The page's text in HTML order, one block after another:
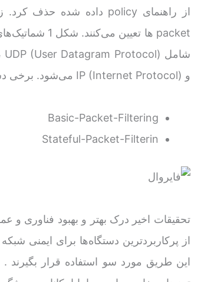
و IP (Internet Protocol) می‌شود. برخی دسته‌بندی‌ها شامل دو عملکرد زیر هستند:
Basic-Packet-Filtering
Stateful-Packet-Filterin
تحقیقات اخیر درک بهتر و بهبود فناوری و
از پرکاربردترین دستگاه‌ها برای ایمنی
این طریق مورد سو استفاده قرار